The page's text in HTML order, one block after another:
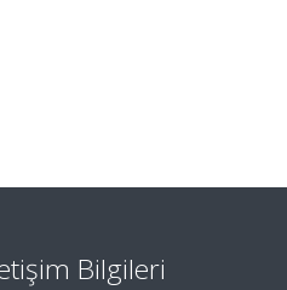
Bilgileri